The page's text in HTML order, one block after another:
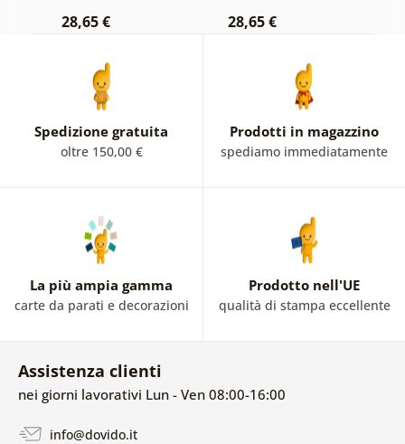
28,65 € 28,65 €
Spedizione gratuita
oltre 150,00 €
Prodotti in magazzino
spediamo immediatamente
La più ampia gamma
carte da parati e decorazioni
Prodotto nell'UE
qualità di stampa eccellente
Assistenza clienti
nei giorni lavorativi Lun - Ven 08:00-16:00
info@dovido.it